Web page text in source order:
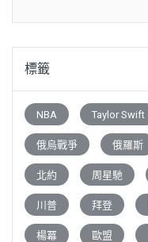
標籤
NBA Taylor Swift
俄烏戰爭 俄羅斯
北約 周星馳
川普 拜登
楊冪 歐盟